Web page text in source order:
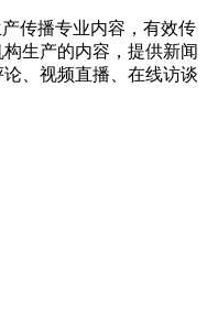
传播专业内容，有效传
生产的内容，提供新闻
、视频直播、在线访谈